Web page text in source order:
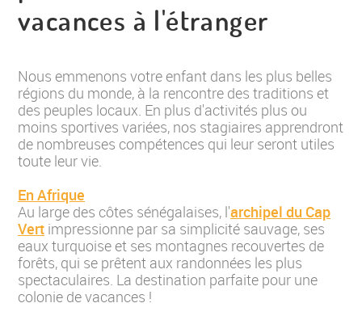
vacances à l'étranger
Nous emmenons votre enfant dans les plus belles
régions du monde, à la rencontre des traditions et
des peuples locaux. En plus d'activités plus ou
moins sportives variées, nos stagiaires apprendront
de nombreuses compétences qui leur seront utiles
toute leur vie.
En Afrique
Au large des côtes sénégalaises, l'archipel du Cap
Vert impressionne par sa simplicité sauvage, ses
eaux turquoise et ses montagnes recouvertes de
forêts, qui se prêtent aux randonnées les plus
spectaculaires. La destination parfaite pour une
colonie de vacances !